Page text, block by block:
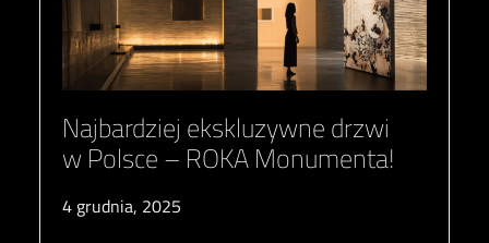
Najbardziej ekskluzywne drzwi
w Polsce – ROKA Monumenta!
4 grudnia, 2025